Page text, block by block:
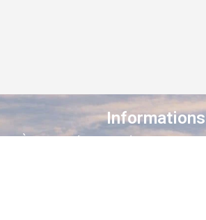
Informations
À propos de Staroad